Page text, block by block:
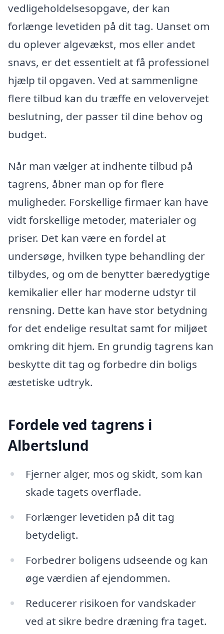
vedligeholdelsesopgave, der kan
forlænge levetiden på dit tag. Uanset om
du oplever algevækst, mos eller andet
snavs, er det essentielt at få professionel
hjælp til opgaven. Ved at sammenligne
flere tilbud kan du træffe en velovervejet
beslutning, der passer til dine behov og
budget.
Når man vælger at indhente tilbud på
tagrens, åbner man op for flere
muligheder. Forskellige firmaer kan have
vidt forskellige metoder, materialer og
priser. Det kan være en fordel at
undersøge, hvilken type behandling der
tilbydes, og om de benytter bæredygtige
kemikalier eller har moderne udstyr til
rensning. Dette kan have stor betydning
for det endelige resultat samt for miljøet
omkring dit hjem. En grundig tagrens kan
beskytte dit tag og forbedre din boligs
æstetiske udtryk.
Fordele ved tagrens i
Albertslund
Fjerner alger, mos og skidt, som kan
skade tagets overflade.
Forlænger levetiden på dit tag
betydeligt.
Forbedrer boligens udseende og kan
øge værdien af ejendommen.
Reducerer risikoen for vandskader
ved at sikre bedre dræning fra taget.